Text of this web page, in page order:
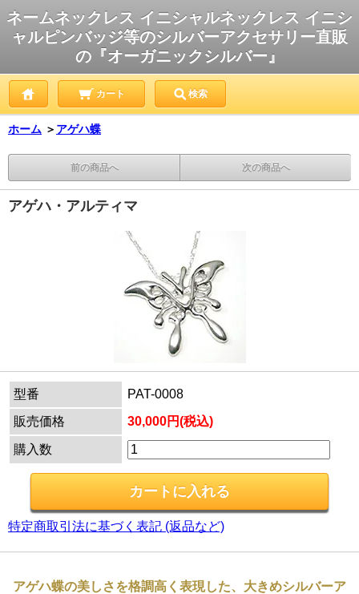
ネームネックレス イニシャルネックレス イニシ
ャルピンバッジ等のシルバーアクセサリー直販
の『オーガニックシルバー』
カート 検索
ホーム ＞ アゲハ蝶
前の商品へ 次の商品へ
アゲハ・アルティマ
型番
PAT-0008
販売価格
30,000円(税込)
購入数
特定商取引法に基づく表記 (返品など)
アゲハ蝶の美しさを格調高く表現した、大きめシルバーア